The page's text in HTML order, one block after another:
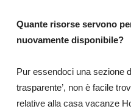
Quante risorse servono
nuovamente disponibile?
Pur essendoci una sezione
trasparente’, non è facile
relative alla casa vacanze